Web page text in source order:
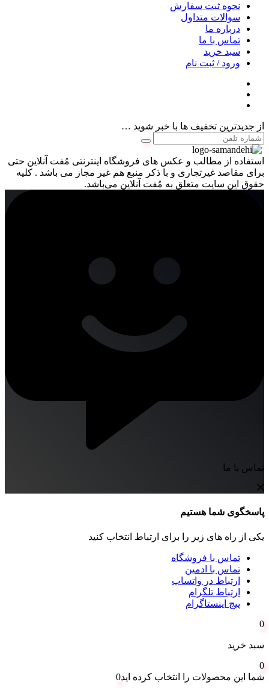
نحوه ثبت سفارش
سوالات متداول
درباره ما
تماس با ما
سبد خرید
ورود / ثبت نام
از جدیدترین تخفیف ها با خبر شوید …
استفاده از مطالب و عکس های فروشگاه اینترنتی مُفت آنلاین حتی
برای مقاصد غیرتجاری و با ذکر منبع هم غیر مجاز می باشد . کلیه
حقوق این سایت متعلق به مُفت آنلاین می‌باشد.
تماس با ما
پاسخگوی شما هستیم
یکی از راه های زیر را برای ارتباط انتخاب کنید
تماس با فروشگاه
تماس با ادمین
ارتباط در واتساپ
ارتباط تلگرام
پیج اینستاگرام
0
سبد خرید
0
شما این محصولات را انتخاب کرده اید0